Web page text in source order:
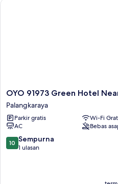
Tempat
OYO
91973
Green
Hotel
Near
Polsek
Sabangau
OYO 91973 Green Hotel
Palangkaraya
Parkir gratis
Wi-Fi
AC
Bebas
10.0
dari
10 Sempurna
1 ulasan